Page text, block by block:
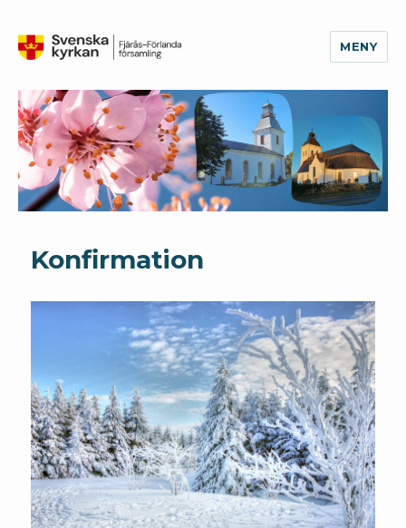
Fjärås-Förlanda församling
MENY
Konfirmation